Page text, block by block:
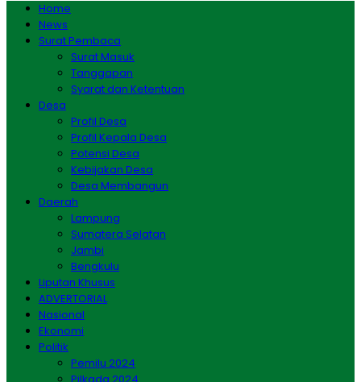
Home
News
Surat Pembaca
Surat Masuk
Tanggapan
Syarat dan Ketentuan
Desa
Profil Desa
Profil Kepala Desa
Potensi Desa
Kebijakan Desa
Desa Membangun
Daerah
Lampung
Sumatera Selatan
Jambi
Bengkulu
Liputan Khusus
ADVERTORIAL
Nasional
Ekonomi
Politik
Pemilu 2024